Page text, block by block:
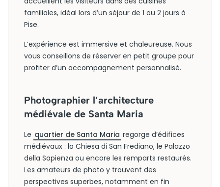
familiales, idéal lors d’un séjour de 1 ou 2 jours à
Pise.
L’expérience est immersive et chaleureuse. Nous
vous conseillons de réserver en petit groupe pour
profiter d’un accompagnement personnalisé.
Photographier l’architecture
médiévale de Santa Maria
Le quartier de Santa Maria regorge d’édifices
médiévaux : la Chiesa di San Frediano, le Palazzo
della Sapienza ou encore les remparts restaurés.
Les amateurs de photo y trouvent des
perspectives superbes, notamment en fin